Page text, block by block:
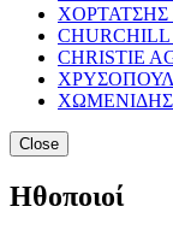
ΧΟΡΤΑΤΣΗΣ
CHRISTIE
Close
Ηθοποιοί